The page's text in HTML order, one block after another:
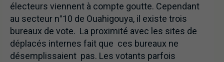
électeurs viennent à compte goutte. Cependant
au secteur n°10 de Ouahigouya, il existe trois
bureaux de vote. La proximité avec les sites de
déplacés internes fait que ces bureaux ne
désemplissaient pas. Les votants parfois